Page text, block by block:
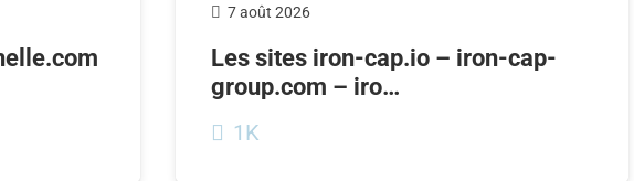
7 août 2026
Les sites iron-cap.io – iron-cap-
group.com – iro…
1K